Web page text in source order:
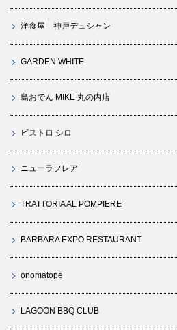
洋食屋 神戸デュシャン
GARDEN WHITE
島おでん MIKE 丸の内店
ビストロ シロ
ニューラフレア
TRATTORIA AL POMPIERE
BARBARA EXPO RESTAURANT
onomatope
LAGOON BBQ CLUB